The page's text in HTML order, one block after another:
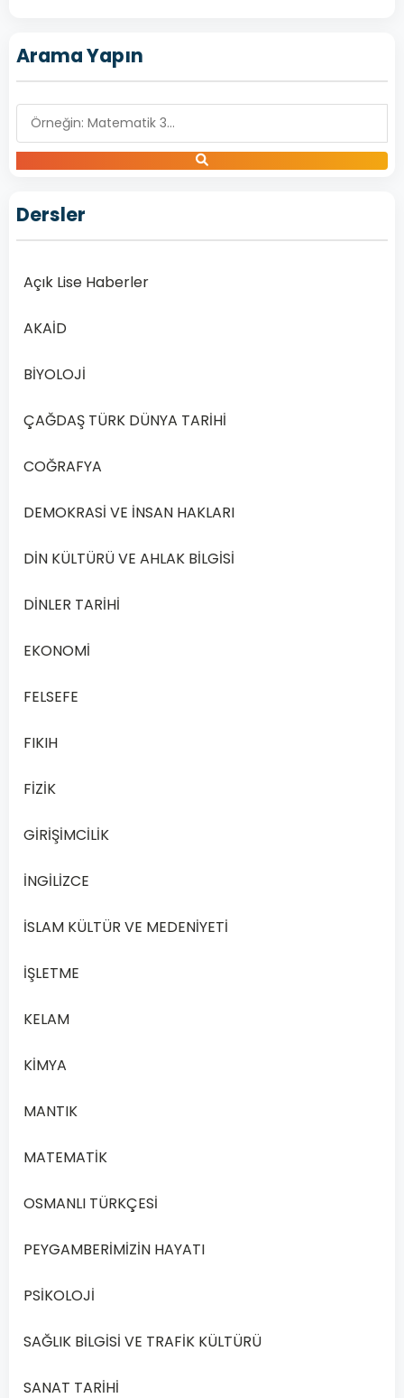
–
2019
Yılı
1.
Dönem
İngilizce
5
2019
1.
Sınav
Online
Açık
Lisesi
İngilizce
dersi,
Oku
İNGİLİZCE
Lise
5
–
2020
Yılı
Dönem
Açık
İngilizce
Dersi
Yılı
Arama Yapın
Dersler
Açık Lise Haberler
AKAİD
BİYOLOJİ
ÇAĞDAŞ TÜRK DÜNYA TARİHİ
COĞRAFYA
DEMOKRASİ VE İNSAN HAKLARI
DİN KÜLTÜRÜ VE AHLAK BİLGİSİ
DİNLER TARİHİ
EKONOMİ
FELSEFE
FIKIH
FİZİK
GİRİŞİMCİLİK
İNGİLİZCE
İSLAM KÜLTÜR VE MEDENİYETİ
İŞLETME
KELAM
KİMYA
MANTIK
MATEMATİK
OSMANLI TÜRKÇESİ
PEYGAMBERİMİZİN HAYATI
PSİKOLOJİ
SAĞLIK BİLGİSİ VE TRAFİK KÜLTÜRÜ
SANAT TARİHİ